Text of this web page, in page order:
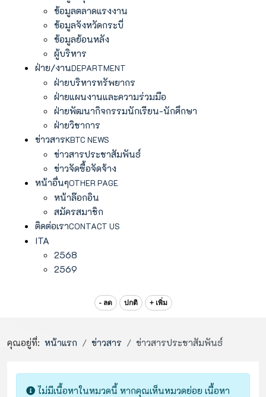
ข้อมูลตลาดแรงงาน
ข้อมูลจังหวัดกระบี่
ข้อมูลย้อนหลัง
ผู้บริหาร
ฝ่าย/งานDEPARTMENT
ฝ่ายบริหารทรัพยากร
ฝ่ายแผนงานและความร่วมมือ
ฝ่ายพัฒนากิจกรรมนักเรียน-นักศึกษา
ฝ่ายวิชาการ
ข่าวสารKBTC NEWS
ข่าวสารประชาสัมพันธ์
ข่าวจัดซื้อจัดจ้าง
หน้าอื่นๆOTHER PAGE
หน้าล๊อกอิน
สมัครสมาชิก
ติดต่อเราCONTACT US
ITA
2568
2569
- ลด ปกติ + เพิ่ม
คุณอยู่ที่: หน้าแรก ข่าวสาร ข่าวสารประชาสัมพันธ์
Info
ไม่มีเนื้อหาในหมวดนี้ หากคุณเห็นหมวดย่อย เนื้อหา